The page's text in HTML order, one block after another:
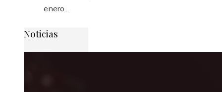
enero...
Noticias